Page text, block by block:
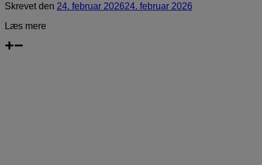
Skrevetden 24. februar 202624. februar 2026
Læs mere